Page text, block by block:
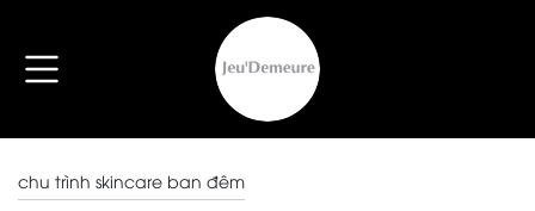
chu trình skincare ban đêm